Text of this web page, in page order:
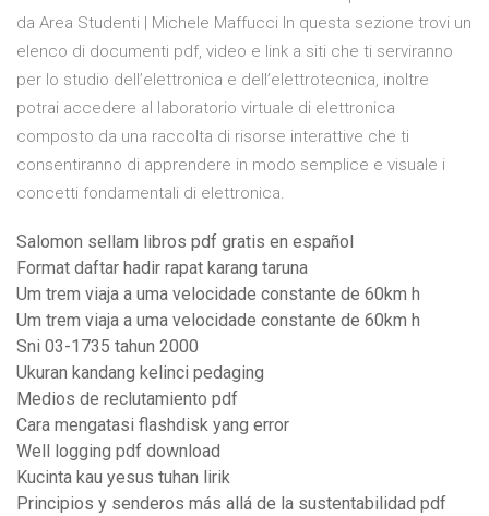
da Area Studenti | Michele Maffucci In questa sezione trovi un
elenco di documenti pdf, video e link a siti che ti serviranno
per lo studio dell’elettronica e dell’elettrotecnica, inoltre
potrai accedere al laboratorio virtuale di elettronica
composto da una raccolta di risorse interattive che ti
consentiranno di apprendere in modo semplice e visuale i
concetti fondamentali di elettronica.
Salomon sellam libros pdf gratis en español
Format daftar hadir rapat karang taruna
Um trem viaja a uma velocidade constante de 60km h
Um trem viaja a uma velocidade constante de 60km h
Sni 03-1735 tahun 2000
Ukuran kandang kelinci pedaging
Medios de reclutamiento pdf
Cara mengatasi flashdisk yang error
Well logging pdf download
Kucinta kau yesus tuhan lirik
Principios y senderos más allá de la sustentabilidad pdf